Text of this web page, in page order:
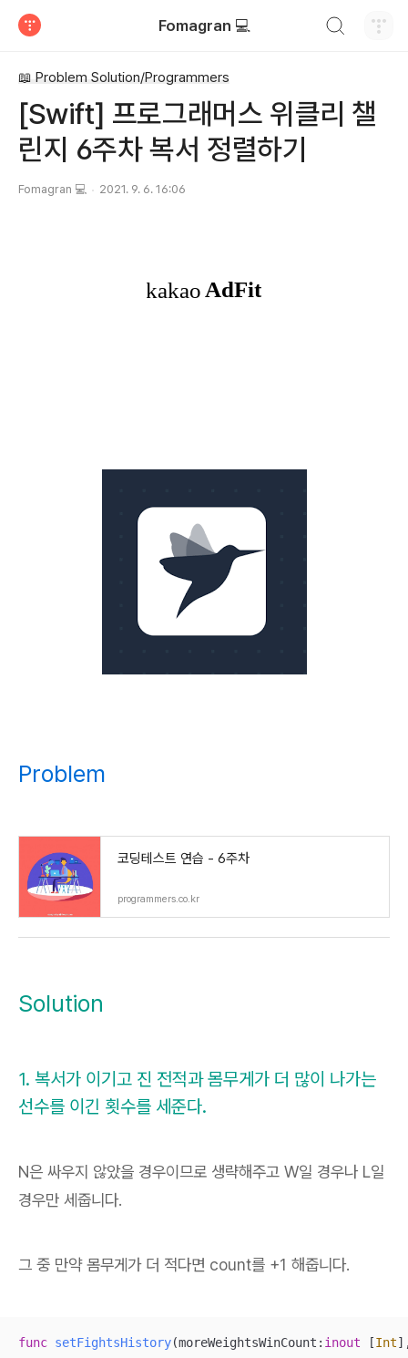
Fomagran 💻
📖 Problem Solution/Programmers
[Swift] 프로그래머스 위클리 챌
린지 6주차 복서 정렬하기
Fomagran 💻 2021. 9. 6. 16:06
Problem
코딩테스트 연습 - 6주차
programmers.co.kr
Solution
1. 복서가 이기고 진 전적과 몸무게가 더 많이 나가는
선수를 이긴 횟수를 세준다.
N은 싸우지 않았을 경우이므로 생략해주고 W일 경우나 L일
경우만 세줍니다.
그 중 만약 몸무게가 더 적다면 count를 +1 해줍니다.
func setFightsHistory(moreWeightsWinCount : inout [Int